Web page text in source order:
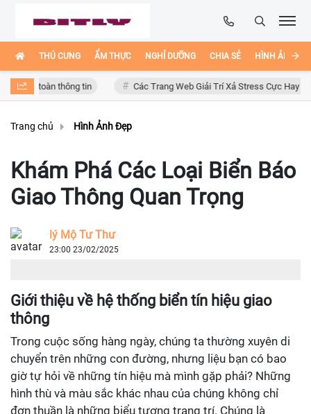
THÚ CƯNG ẨM THỰC NGHỈ DƯỠNG CHIA SẺ HÌNH ẢNH
thông tin Các Trang Web Giải Trí Xả Stress Cực Hay Ho Trên
Trang chủ Hình Ảnh Đẹp
Khám Phá Các Loại Biển Báo
Giao Thông Quan Trọng
lý Mộ Tư Thư
23:00 23/02/2025
Giới thiệu về hệ thống biển tín hiệu giao
thông
Trong cuộc sống hàng ngày, chúng ta thường xuyên di
chuyển trên những con đường, nhưng liệu bạn có bao
giờ tự hỏi về những tín hiệu mà mình gặp phải? Những
hình thù và màu sắc khác nhau của chúng không chỉ
đơn thuần là những biểu tượng trang trí. Chúng là